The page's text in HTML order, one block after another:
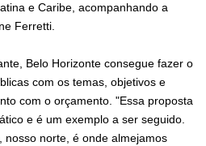
e Caribe, acompanhando a
Ferretti.
Belo Horizonte consegue fazer o
com os temas, objetivos e
com o orçamento. "Essa proposta
e é um exemplo a ser seguido.
nosso norte, é onde almejamos